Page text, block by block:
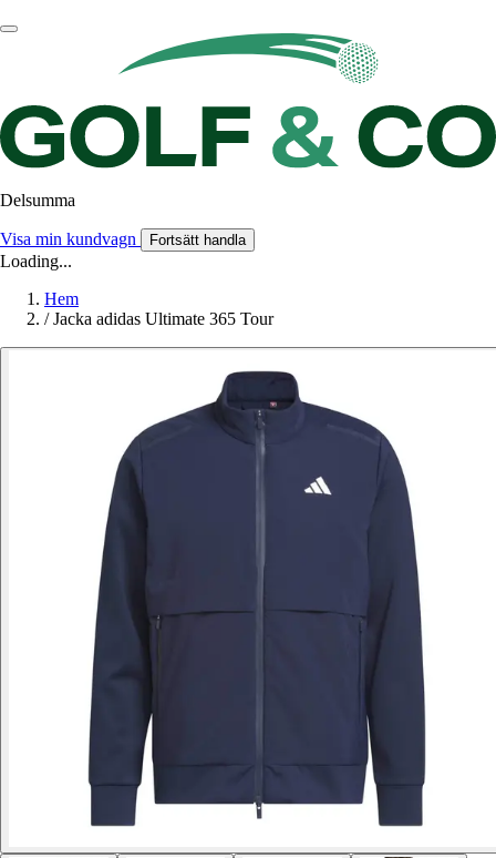
Delsumma
Visa min kundvagn Fortsätt handla
Loading...
Hem
/ Jacka adidas Ultimate 365 Tour